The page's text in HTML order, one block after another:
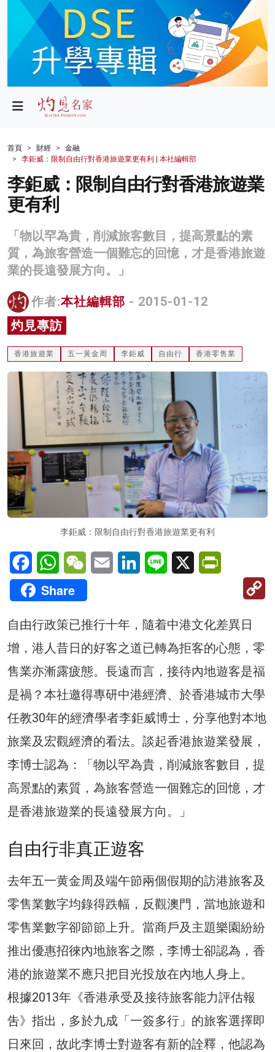
政局
財經
生活
健康
商業
科技
影片
名家榜
灼見活動
首頁 財經
金融
李鉅威：限制自由行對香港旅遊業更有利 | 本社編輯部
李鉅威：限制自由行對香港旅遊業
更有利
「物以罕為貴，削減旅客數目，提高景點的素
質，為旅客營造一個難忘的回憶，才是香港旅遊
業的長遠發展方向。」
作者:本社編輯部 - 2015-01-12
灼見專訪
香港旅遊業 五一黃金周 李鉅威 自由行 香港零售業
李鉅威：限制自由行對香港旅遊業更有利
FacebookWhatsAppWeChatEmail LinkedInLine X
Share
自由行政策已推行十年，隨着中港文化差異日
增，港人昔日的好客之道已轉為拒客的心態，零
售業亦漸露疲態。長遠而言，接待內地遊客是福
是禍？本社邀得專研中港經濟、於香港城市大學
任教30年的經濟學者李鉅威博士，分享他對本地
旅業及宏觀經濟的看法。談起香港旅遊業發展，
李博士認為：「物以罕為貴，削減旅客數目，提
高景點的素質，為旅客營造一個難忘的回憶，才
是香港旅遊業的長遠發展方向。」
自由行非真正遊客
去年五一黄金周及端午節兩個假期的訪港旅客及
零售業數字均錄得跌幅，反觀澳門，當地旅遊和
零售業數字卻節節上升。當商戶及主題樂園紛紛
推出優惠招徠內地旅客之際，李博士卻認為，香
港的旅遊業不應只把目光投放在內地人身上。
根據2013年《香港承受及接待旅客能力評估報
吿》指出，多於九成「一簽多行」的旅客選擇即
日來回，故此李博士對遊客有新的詮釋，他認為